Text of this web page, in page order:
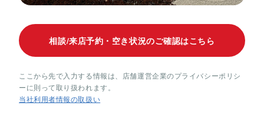
相談/来店予約・空き状況のご確認はこちら
ここから先で入力する情報は、店舗運営企業のプライバシーポリシ
ーに則って取り扱われます。
当社利用者情報の取扱い